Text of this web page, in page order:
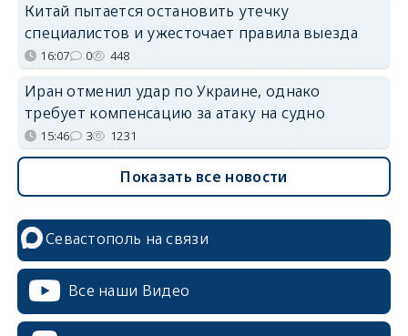
Китай пытается остановить утечку
специалистов и ужесточает правила выезда
16:07 0 448
Иран отменил удар по Украине, однако
требует компенсацию за атаку на судно
15:46 3 1231
Показать все новости
Севастополь на связи
Все наши Видео